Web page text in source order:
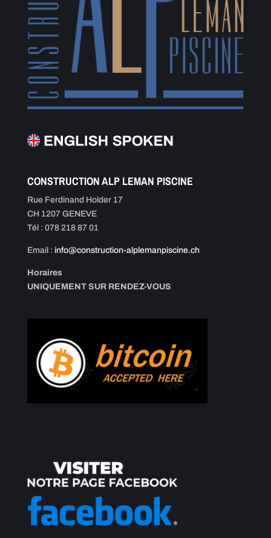
CONSTRUCTION ALP LEMAN PISCINE
Rue Ferdinand Holder 17
CH 1207 GENEVE
Tél : 078 218 87 01
Email : info@construction-alplemanpiscine.ch
Horaires
UNIQUEMENT SUR RENDEZ-VOUS